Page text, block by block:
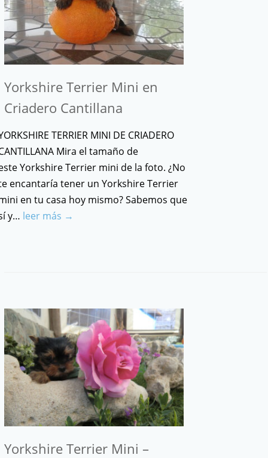
Yorkshire Terrier Mini en
Criadero Cantillana
TERRIER MINI DE CRIADERO
Mira el tamaño de
Yorkshire Terrier mini de la foto. ¿No
encantaría tener un Yorkshire Terrier
en tu casa hoy mismo? Sabemos que
y… leer más →
Yorkshire Terrier Mini –